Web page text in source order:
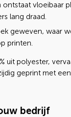
vloeibaar
lang draad.
geweven, waar
printen.
uit polyester,
geprint met
bedrijf